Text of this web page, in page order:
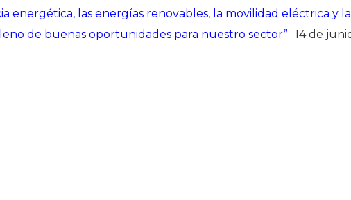
energética, las energías renovables, la movilidad eléctrica y la
de buenas oportunidades para nuestro sector” 14 de